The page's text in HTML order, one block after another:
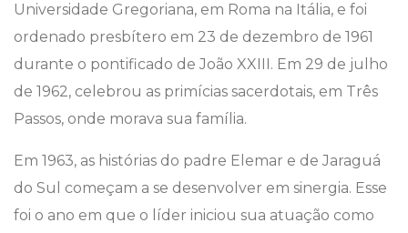
Universidade Gregoriana, em Roma na Itália, e foi
ordenado presbítero em 23 de dezembro de 1961
durante o pontificado de João XXIII. Em 29 de julho
de 1962, celebrou as primícias sacerdotais, em Três
Passos, onde morava sua família.
Em 1963, as histórias do padre Elemar e de Jaraguá
do Sul começam a se desenvolver em sinergia. Esse
foi o ano em que o líder iniciou sua atuação como